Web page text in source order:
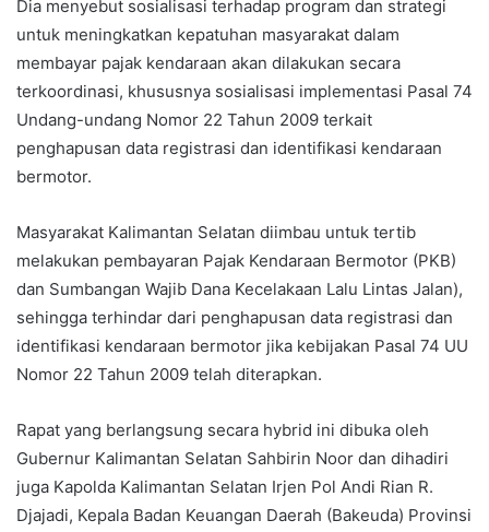
Dia menyebut sosialisasi terhadap program dan strategi
untuk meningkatkan kepatuhan masyarakat dalam
membayar pajak kendaraan akan dilakukan secara
terkoordinasi, khususnya sosialisasi implementasi Pasal 74
Undang-undang Nomor 22 Tahun 2009 terkait
penghapusan data registrasi dan identifikasi kendaraan
bermotor.
Masyarakat Kalimantan Selatan diimbau untuk tertib
melakukan pembayaran Pajak Kendaraan Bermotor (PKB)
dan Sumbangan Wajib Dana Kecelakaan Lalu Lintas Jalan),
sehingga terhindar dari penghapusan data registrasi dan
identifikasi kendaraan bermotor jika kebijakan Pasal 74 UU
Nomor 22 Tahun 2009 telah diterapkan.
Rapat yang berlangsung secara hybrid ini dibuka oleh
Gubernur Kalimantan Selatan Sahbirin Noor dan dihadiri
juga Kapolda Kalimantan Selatan Irjen Pol Andi Rian R.
Djajadi, Kepala Badan Keuangan Daerah (Bakeuda) Provinsi